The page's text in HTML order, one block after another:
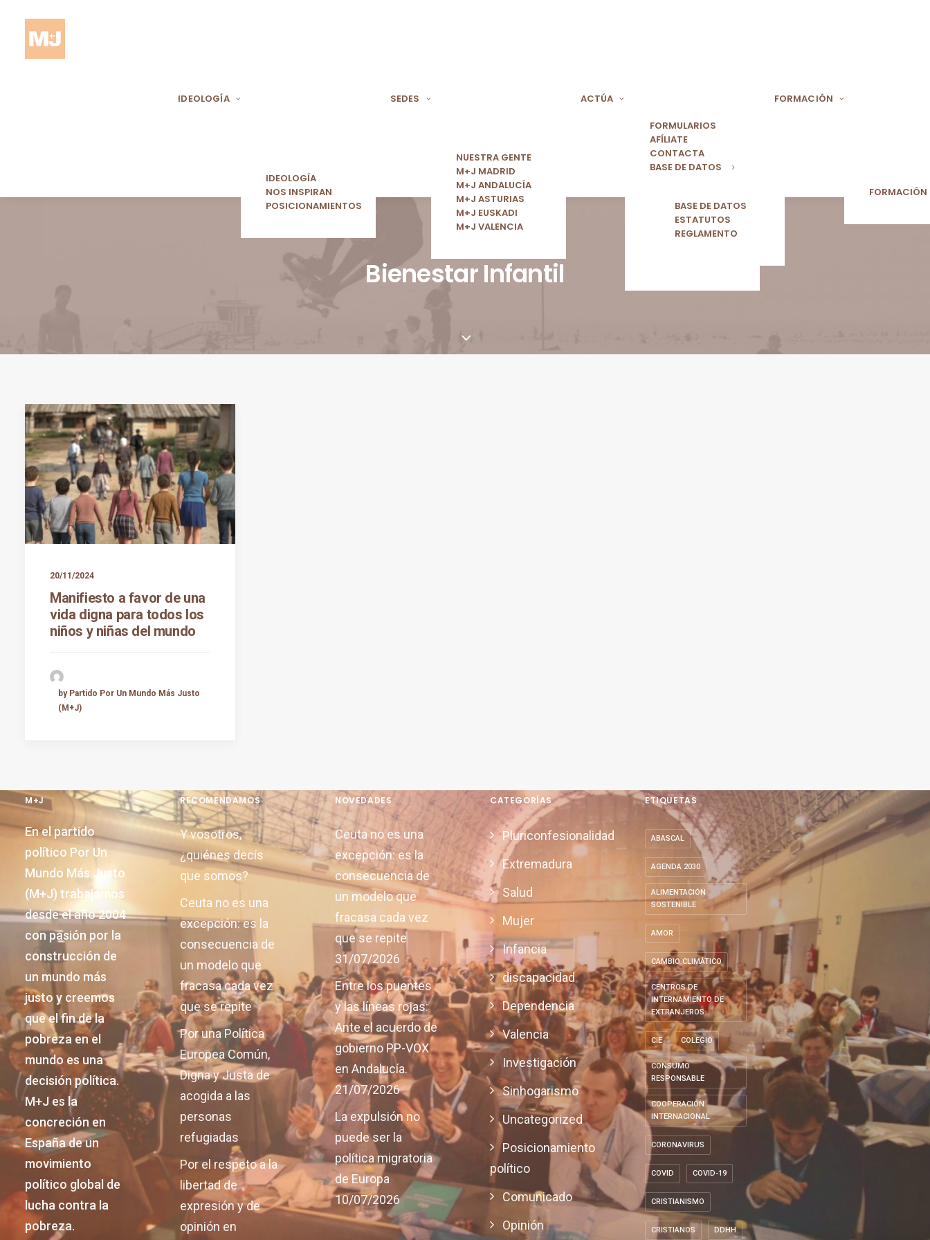
IDEOLOGÍA
IDEOLOGÍA
NOS INSPIRAN
POSICIONAMIENTOS
SEDES
NUESTRA GENTE
M+J MADRID
M+J ANDALUCÍA
M+J ASTURIAS
M+J EUSKADI
M+J VALENCIA
ACTÚA
FORMULARIOS
AFÍLIATE
CONTACTA
BASE DE DATOS
BASE DE DATOS
ESTATUTOS
REGLAMENTO
FORMACIÓN
FORMACIÓN
Bienestar Infantil
20/11/2024
Manifiesto a favor de una
vida digna para todos los
niños y niñas del mundo
by Partido Por Un Mundo Más Justo
(M+J)
M+J
En el partido
político Por Un
Mundo Más Justo
(M+J) trabajamos
desde el año 2004
con pasión por la
construcción de
un mundo más
justo y creemos
que el fin de la
pobreza en el
mundo es una
decisión política.
M+J es la
concreción en
España de un
movimiento
político global de
lucha contra la
pobreza.
RECOMENDAMOS
Y vosotros,
¿quiénes decís
que somos?
Ceuta no es una
excepción: es la
consecuencia de
un modelo que
fracasa cada vez
que se repite
Por una Política
Europea Común,
Digna y Justa de
acogida a las
personas
refugiadas
Por el respeto a la
libertad de
expresión y de
opinión en
NOVEDADES
Ceuta no es una
excepción: es la
consecuencia de
un modelo que
fracasa cada vez
que se repite
31/07/2026
Entre los puentes
y las líneas rojas:
Ante el acuerdo de
gobierno PP-VOX
en Andalucía.
21/07/2026
La expulsión no
puede ser la
política migratoria
de Europa
10/07/2026
CATEGORÍAS
Pluriconfesionalidad
Extremadura
Salud
Mujer
Infancia
discapacidad
Dependencia
Valencia
Investigación
Sinhogarismo
Uncategorized
Posicionamiento
político
Comunicado
Opinión
ETIQUETAS
ABASCAL
AGENDA 2030
ALIMENTACIÓN
SOSTENIBLE
AMOR
CAMBIO CLIMÁTICO
CENTROS DE
INTERNAMIENTO DE
EXTRANJEROS
CIE COLEGIO
CONSUMO
RESPONSABLE
COOPERACIÓN
INTERNACIONAL
CORONAVIRUS
COVID COVID-19
CRISTIANISMO
CRISTIANOS DDHH